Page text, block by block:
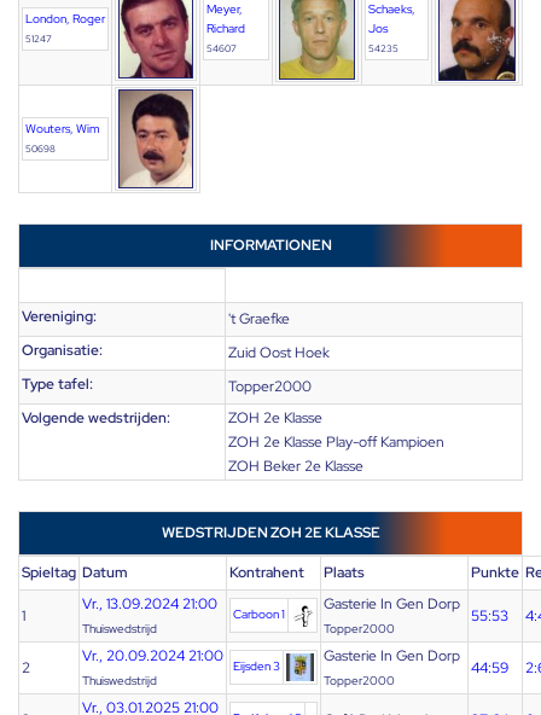
London, Roger
51247
Meyer,
Richard
54607
Schaeks,
Jos
54235
Wouters, Wim
50698
INFORMATIONEN
Vereniging:
't Graefke
Organisatie:
Zuid Oost Hoek
Type tafel:
Topper2000
Volgende wedstrijden:
ZOH 2e Klasse
ZOH 2e Klasse Play-off Kampioen
ZOH Beker 2e Klasse
WEDSTRIJDEN ZOH 2E KLASSE
Spieltag Datum Kontrahent Plaats Punkte
1
Vr., 13.09.2024 21:00
Thuiswedstrijd
Carboon 1
Gasterie In Gen Dorp
Topper2000
55:53
2
Vr., 20.09.2024 21:00
Thuiswedstrijd
Eijsden 3
Gasterie In Gen Dorp
Topper2000
44:59
Vr., 03.01.2025 21:00